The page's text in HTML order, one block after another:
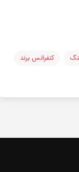
کنفرانس برند